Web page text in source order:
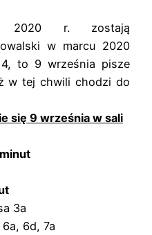
2020 r. zostają
w marcu 2020
to 9 września pisze
w tej chwili chodzi do
się 9 września w sali
3a
6d, 7a